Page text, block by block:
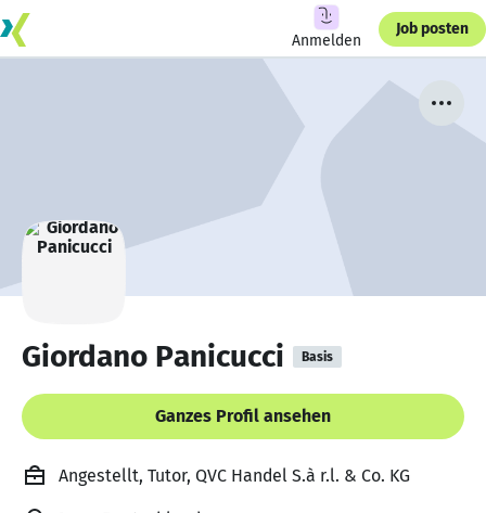
Anmelden
Job posten
Giordano Panicucci Basis
Ganzes Profil ansehen
Angestellt, Tutor, QVC Handel S.à r.l. & Co. KG